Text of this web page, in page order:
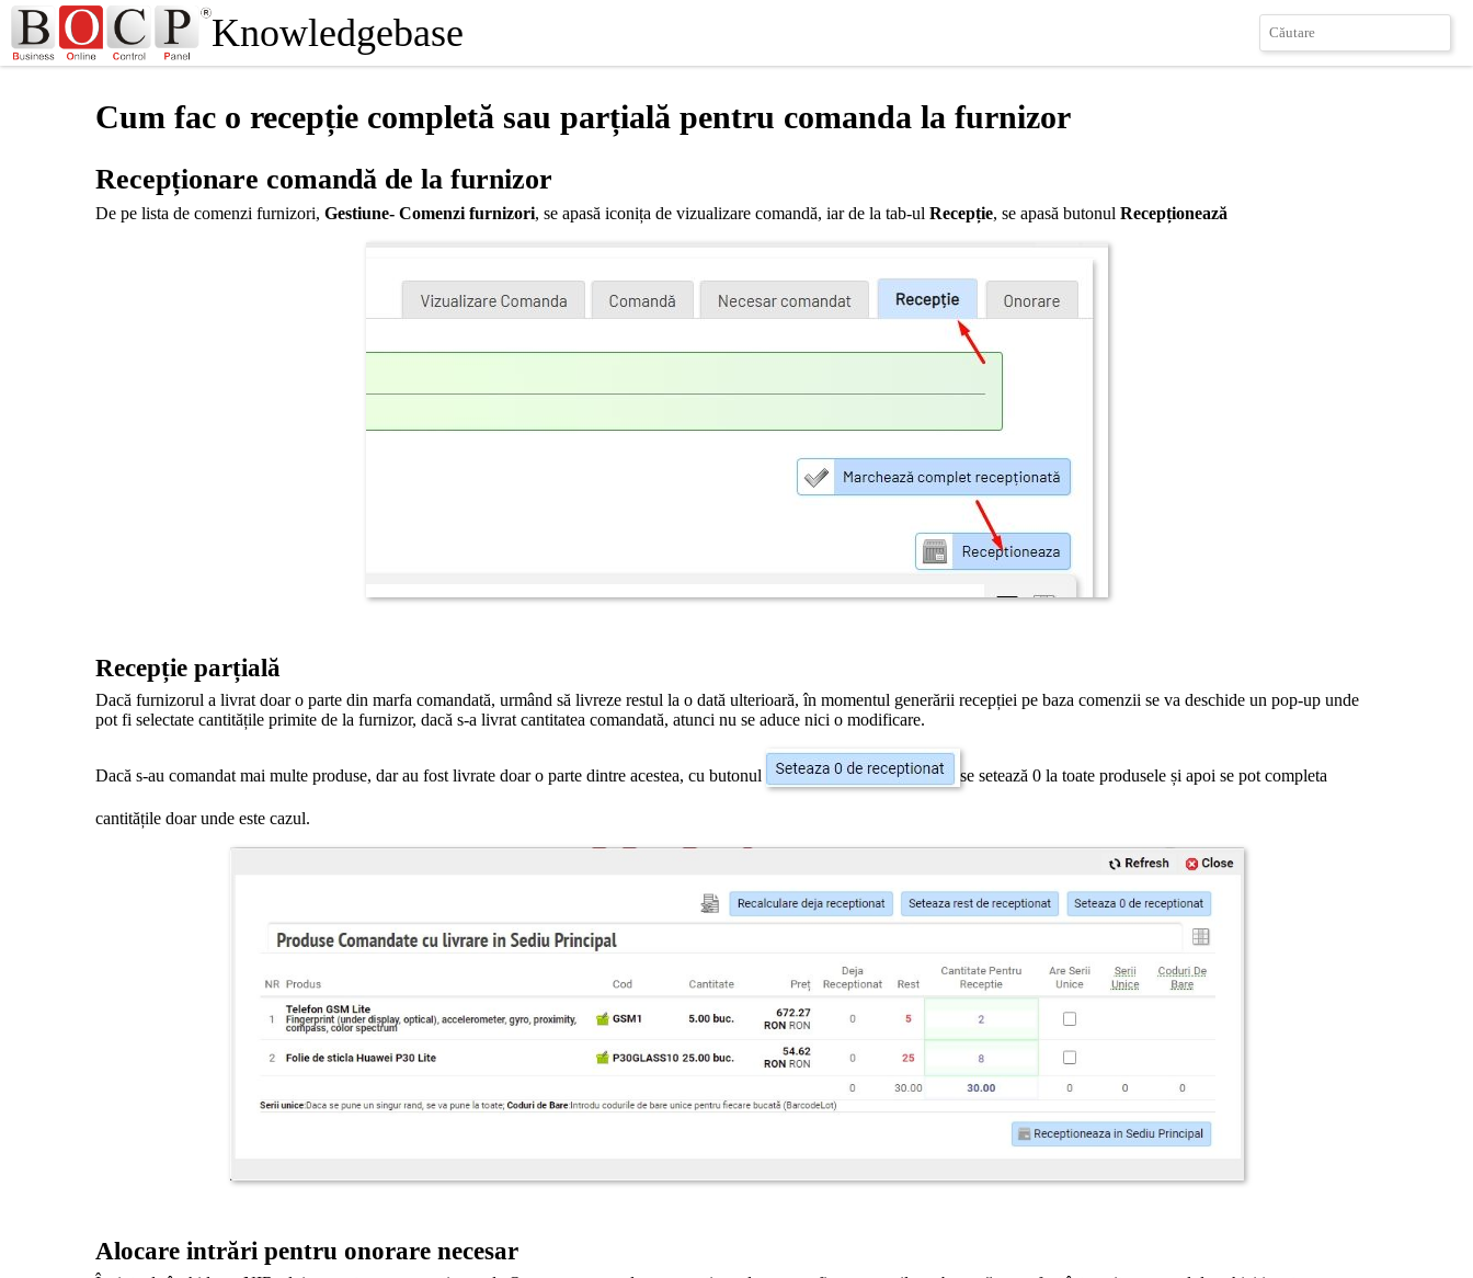
Knowledgebase
Cum fac o recepție completă sau parțială pentru comanda la furnizor
Recepționare comandă de la furnizor
De pe lista de comenzi furnizori, Gestiune- Comenzi furnizori, se apasă iconița de vizualizare comandă, iar de la tab-ul Recepție, se apasă butonul Recepționează
Recepție parțială
Dacă furnizorul a livrat doar o parte din marfa comandată, urmând să livreze restul la o dată ulterioară, în momentul generării recepției pe baza comenzii se va deschide un pop-up unde
pot fi selectate cantitățile primite de la furnizor, dacă s-a livrat cantitatea comandată, atunci nu se aduce nici o modificare.
Dacă s-au comandat mai multe produse, dar au fost livrate doar o parte dintre acestea, cu butonul se setează 0 la toate produsele și apoi se pot completa
cantitățile doar unde este cazul.
Alocare intrări pentru onorare necesar